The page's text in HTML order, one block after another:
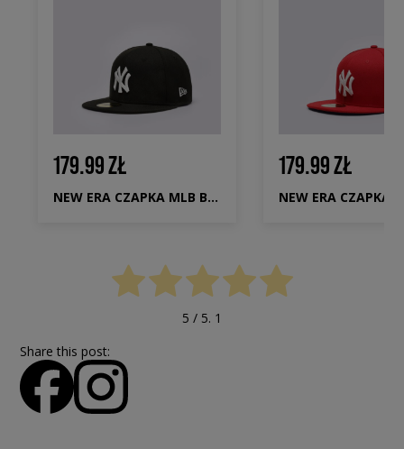
179.99 ZŁ
NEW ERA CZAPKA MLB BASIC NY YANKEES
179.99 ZŁ
5 / 5. 1
Share this post: